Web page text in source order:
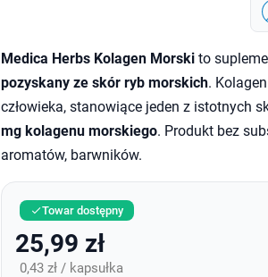
Medica Herbs Kolagen Morskito
pozyskany ze skór ryb morskich.
człowieka, stanowiące jeden z istotnych
mg kolagenu morskiego. Produkt bez
aromatów, barwników.
Towar dostępny
25,99 zł
0,43 zł / kapsułka